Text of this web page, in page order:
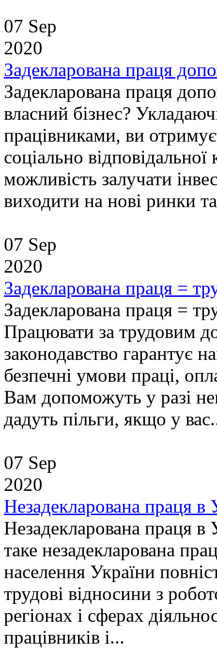
07 Sep
2020
Задекларована праця
Задекларована праця
власний бізнес?
працівниками, ви
соціально
можливість залучати
виходити на нові ринки
07 Sep
2020
Задекларована праця =
Задекларована праця =
Працювати за трудовим
законодавство гарантує
безпечні умови праці,
Вам допоможуть у разі
дадуть пільги, якщо у
07 Sep
2020
Незадекларована праця в
Незадекларована праця в
таке незадекларована
населення України
трудові відносини з
регіонах і сферах
працівників і...